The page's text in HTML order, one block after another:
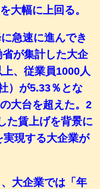
大幅に上回る。
急速に進んでき
が集計した大企
、従業員1000人
）が5.33％とな
大台を超えた。2
た賃上げを背景に
実現する大企業が
大企業では「年